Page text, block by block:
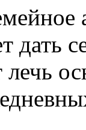
дать